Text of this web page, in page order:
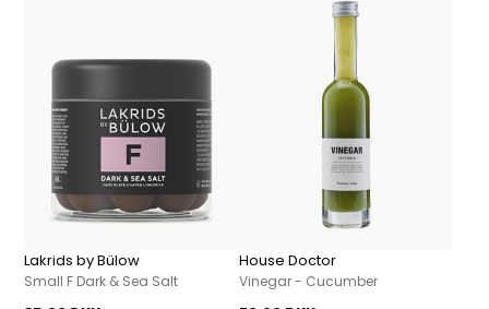
Lakrids by Bülow
Small F Dark & Sea Salt
House Doctor
Vinegar - Cucumber